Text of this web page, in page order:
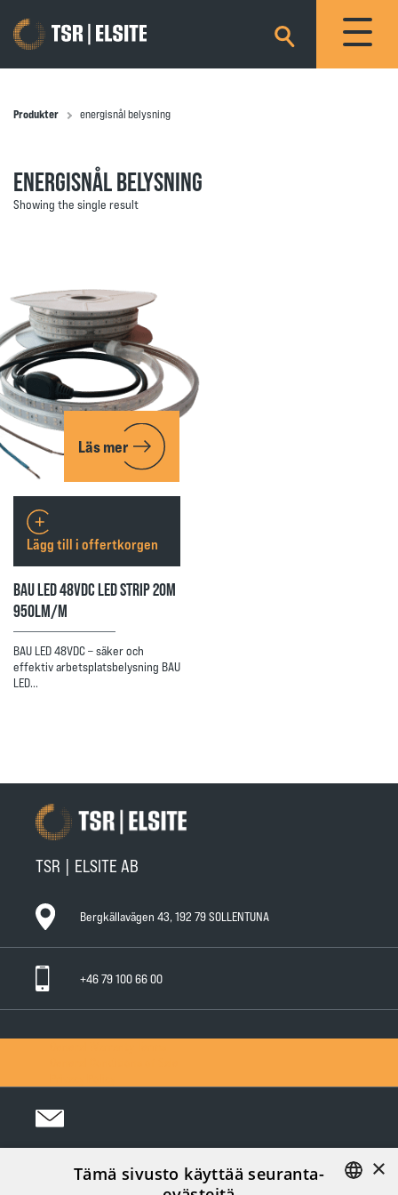
×
Produkter energisnål belysning
ENERGISNÅL BELYSNING
Showing the single result
Läs mer
BAU LED 48VDC LED STRIP 20M
950LM/M
BAU LED 48VDC – säker och
effektiv arbetsplatsbelysning BAU
LED…
Lägg till i offertkorgen
TSR | ELSITE AB
Bergkällavägen 43, 192 79 SOLLENTUNA
+46 79 100 66 00
×
Tämä sivusto käyttää seuranta-